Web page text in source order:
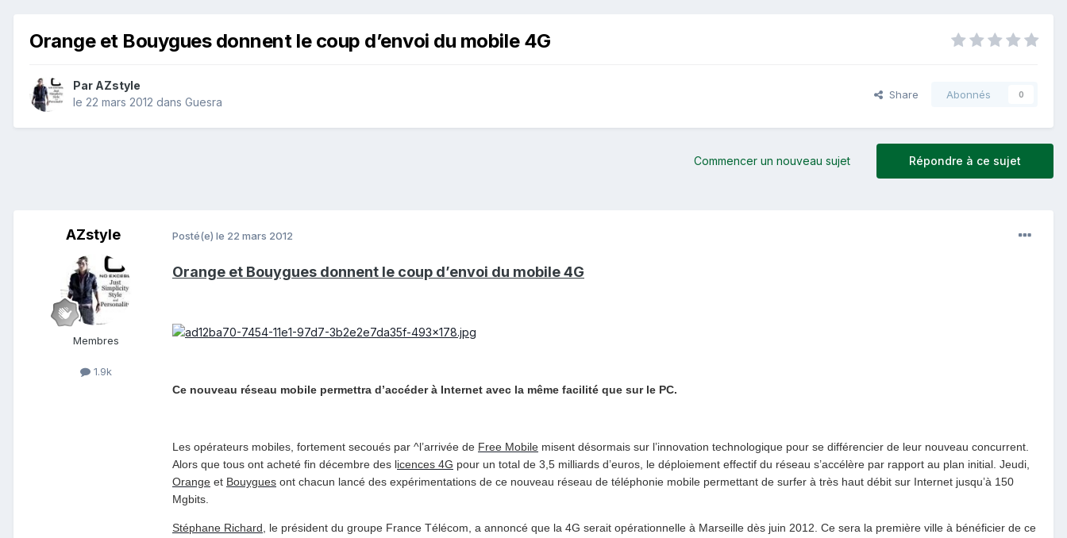
Orange et Bouygues donnent le coup d’envoi du mobile 4G
Par AZstyle
le 22 mars 2012 dans Guesra
Share Abonnés 0
Répondre à ce sujet
Commencer un nouveau sujet
AZstyle
Membres
1.9k
Posté(e) le 22 mars 2012
Orange et Bouygues donnent le coup d’envoi du mobile 4G
Ce nouveau réseau mobile permettra d’accéder à Internet avec la même facilité que sur le PC.
Les opérateurs mobiles, fortement secoués par ^l’arrivée de Free Mobile misent désormais sur l’innovation technologique pour se différencier de leur nouveau concurrent.
Alors que tous ont acheté fin décembre des licences 4G pour un total de 3,5 milliards d’euros, le déploiement effectif du réseau s’accélère par rapport au plan initial. Jeudi,
Orange et Bouygues ont chacun lancé des expérimentations de ce nouveau réseau de téléphonie mobile permettant de surfer à très haut débit sur Internet jusqu’à 150
Mgbits.
Stéphane Richard, le président du groupe France Télécom, a annoncé que la 4G serait opérationnelle à Marseille dès juin 2012. Ce sera la première ville à bénéficier de ce